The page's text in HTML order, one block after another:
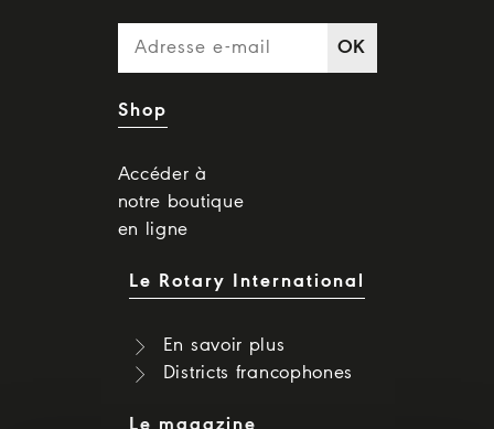
OK
Shop
Accéder à
notre boutique
en ligne
Le Rotary International
En savoir plus
Districts francophones